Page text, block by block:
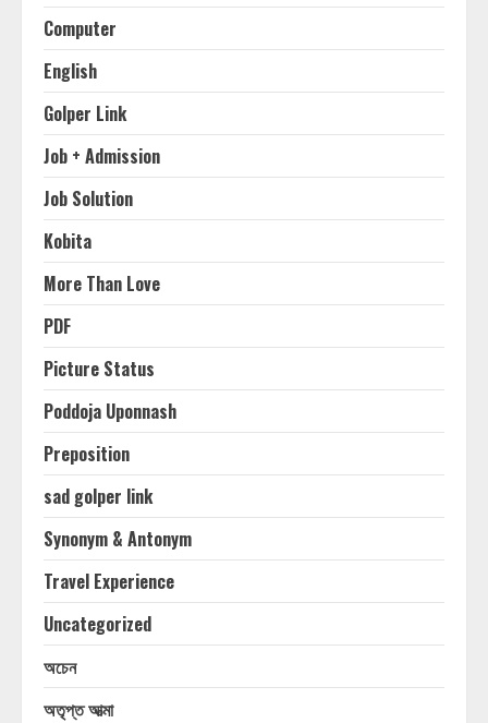
Computer
English
Golper Link
Job + Admission
Job Solution
Kobita
More Than Love
PDF
Picture Status
Poddoja Uponnash
Preposition
sad golper link
Synonym & Antonym
Travel Experience
Uncategorized
অচেন
অতৃপ্ত আত্মা